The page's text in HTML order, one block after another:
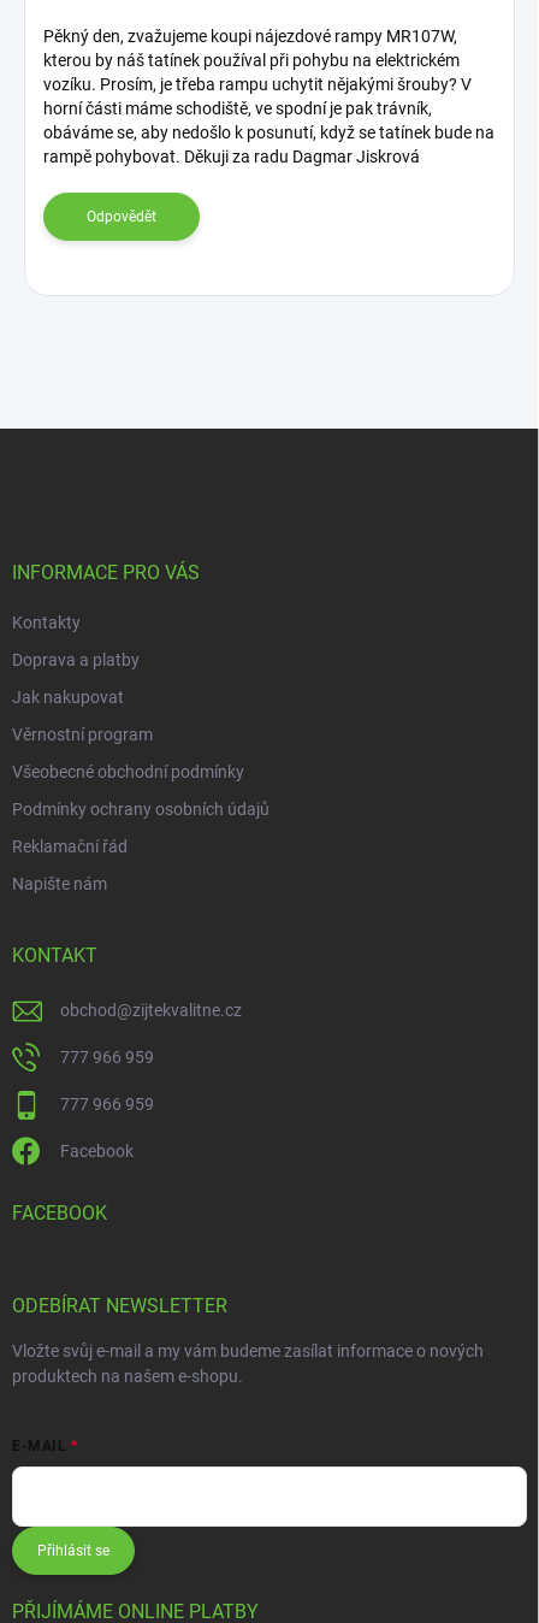
Pěkný den, zvažujeme koupi nájezdové rampy MR107W,
kterou by náš tatínek používal při pohybu na elektrickém
vozíku. Prosím, je třeba rampu uchytit nějakými šrouby? V
horní části máme schodiště, ve spodní je pak trávník,
obáváme se, aby nedošlo k posunutí, když se tatínek bude na
rampě pohybovat. Děkuji za radu Dagmar Jiskrová
Odpovědět
INFORMACE PRO VÁS
Kontakty
Doprava a platby
Jak nakupovat
Věrnostní program
Všeobecné obchodní podmínky
Podmínky ochrany osobních údajů
Reklamační řád
Napište nám
KONTAKT
obchod@zijtekvalitne.cz
777 966 959
777 966 959
Facebook
FACEBOOK
ODEBÍRAT NEWSLETTER
Vložte svůj e-mail a my vám budeme zasílat informace o nových
produktech na našem e-shopu.
E-MAIL
Přihlásit se
PŘIJÍMÁME ONLINE PLATBY